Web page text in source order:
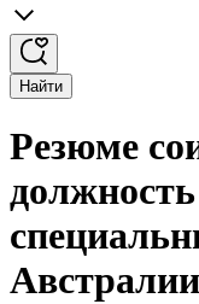
Найти
Резюме
Австралии